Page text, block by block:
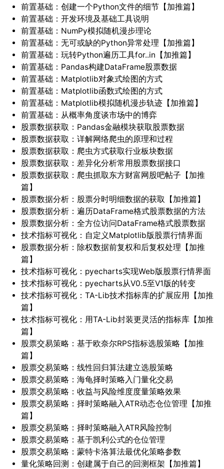
前置基础：创建一个Python文件的细节【加推篇】
前置基础：开发环境及基础工具说明
前置基础：NumPy模拟随机漫步理论
前置基础：无可或缺的Python异常处理【加推篇】
前置基础：玩转Python遍历工具for..in【加推篇】
前置基础：Pandas构建DataFrame股票数据
前置基础：Matplotlib对象式绘图的方式
前置基础：Matplotlib函数式绘图的方式
前置基础：Matplotlib模拟随机漫步轨迹【加推篇】
前置基础：从概率角度谈市场中的博弈
股票数据获取：Pandas金融模块获取股票数据
股票数据获取：详解网络爬虫的原理和过程
股票数据获取：爬虫方式获取行业板块数据
股票数据获取：差异化分析常用股票数据接口
股票数据获取：爬虫抓取东方财富网股吧帖子【加推
篇】
股票数据分析：股票分时明细数据的获取【加推篇】
股票数据分析：遍历DataFrame格式股票数据的方法
股票数据分析：全方位访问DataFrame格式股票数据
技术指标可视化：自定义Matplotlib版股票行情界面
股票数据分析：除权数据前复权和后复权处理【加推
篇】
技术指标可视化：pyecharts实现Web版股票行情界面
技术指标可视化：pyecharts从V0.5至V1版的转变
技术指标可视化：TA-Lib技术指标库的扩展应用【加推
篇】
技术指标可视化：用TA-Lib封装更灵活的指标库【加推
篇】
股票交易策略：基于欧奈尔RPS指标选股策略【加推
篇】
股票交易策略：线性回归算法建立选股策略
股票交易策略：海龟择时策略入门量化交易
股票交易策略：收益与风险维度度量策略效果
股票交易策略：择时策略融入ATR动态仓位管理【加推
篇】
股票交易策略：择时策略融入ATR风险控制
股票交易策略：基于凯利公式的仓位管理
股票交易策略：蒙特卡洛算法最优化策略参数
量化策略回测：创建属于自己的回测框架【加推篇】